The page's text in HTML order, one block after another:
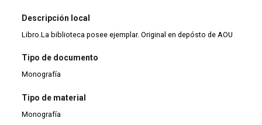
Descripción local
Libro.La biblioteca posee ejemplar. Original en depósto de AOU
Tipo de documento
Monografía
Tipo de material
Monografía